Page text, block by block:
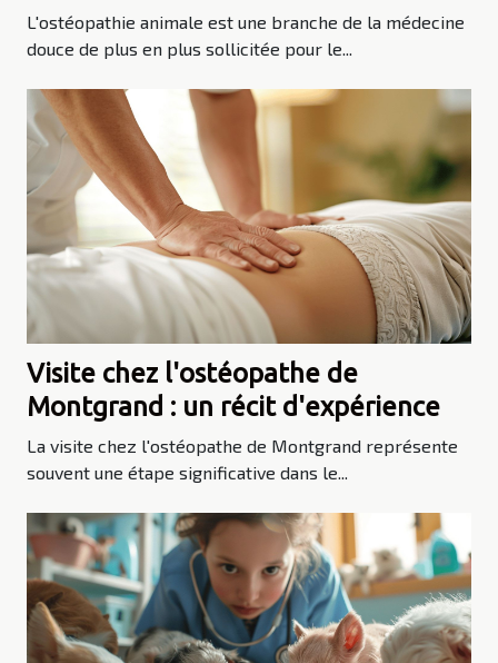
reportage de Xibero Telebista à
Mauleon Licharre"
L'ostéopathie animale est une branche de la médecine
douce de plus en plus sollicitée pour le...
Visite chez l'ostéopathe de
Montgrand : un récit d'expérience
La visite chez l'ostéopathe de Montgrand représente
souvent une étape significative dans le...